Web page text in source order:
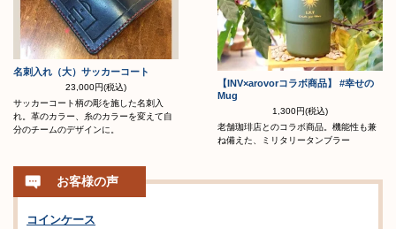
名刺入れ（大）サッカーコート
23,000円(税込)
サッカーコート柄の彫を施した名刺入
れ。革のカラー、糸のカラーを変えて自
分のチームのデザインに。
【INV×arovorコラボ商品】 #幸せの
Mug
1,300円(税込)
老舗珈琲店とのコラボ商品。機能性も兼
ね備えた、ミリタリータンブラー
お客様の声
コインケース